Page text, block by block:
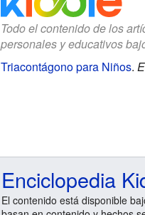
Todo el contenido de los
personales y educativos
Triacontágono para Niños.
Enciclopedia
El contenido está disponible